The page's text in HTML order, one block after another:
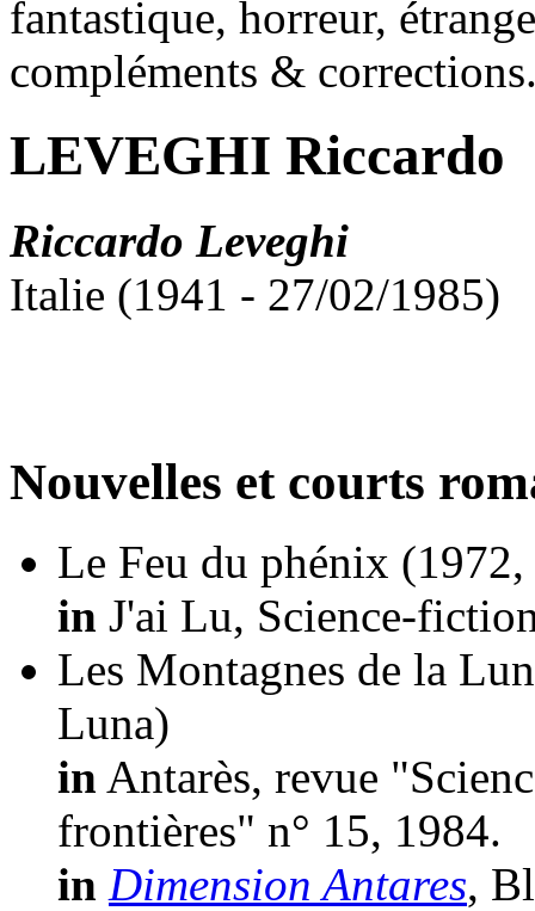
fantastique, horreur,
compléments &
LEVEGHI Riccardo
Riccardo Leveghi
Italie (1941 - 27/02/1985)
Nouvelles et courts
Le Feu du phénix
in J'ai Lu, Science-
Les Montagnes de la
Luna)
in Antarès, revue
frontières" n° 15, 1984.
in Dimension Antares,